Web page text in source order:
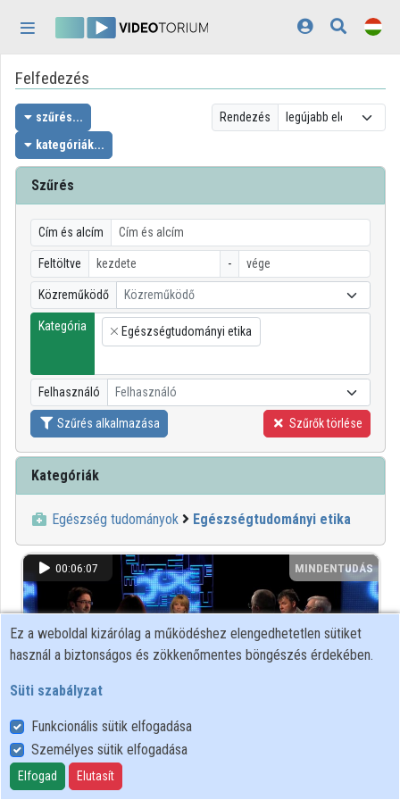
Kezdőlap
Bejelentkezés
Felfedezés
Kategóriák
Lejátszási listák
Intézmények
Közreműködők
világos
Felfedezés
szűrés...
kategóriák...
Rendezés
Szűrés
Cím és alcím
Feltöltve -
Közreműködő Közreműködő
Kategória
×
Egészségtudományi etika
Felhasználó Felhasználó
Szűrés alkalmazása Szűrők törlése
Kategóriák
Egészség tudományok Egészségtudományi etika
00:06:07 MINDENTUDÁS
A genomika alkalmazása és kérdései - megoldás csak
együtt!
Ez a weboldal kizárólag a működéshez elengedhetetlen sütiket
használ a biztonságos és zökkenőmentes böngészés érdekében.
Süti szabályzat
Funkcionális sütik elfogadása
Személyes sütik elfogadása
Elfogad Elutasít